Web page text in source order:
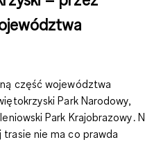
część województwa
Park Narodowy,
Park Krajobrazowy.
nie ma co prawda